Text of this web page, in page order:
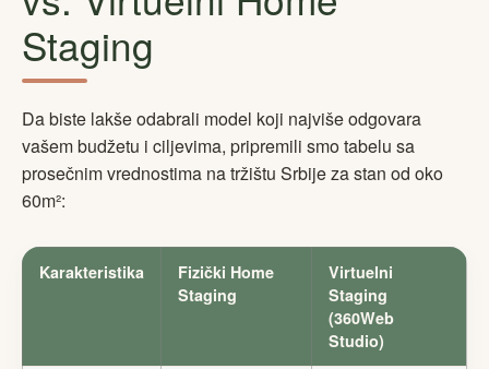
Staging
Da biste lakše odabrali model koji najviše odgovara
vašem budžetu i ciljevima, pripremili smo tabelu sa
prosečnim vrednostima na tržištu Srbije za stan od oko
60m²:
Karakteristika
Fizički Home
Staging
Virtuelni
Staging
(360Web
Studio)